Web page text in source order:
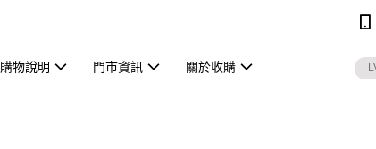
購物說明 門市資訊 關於收購